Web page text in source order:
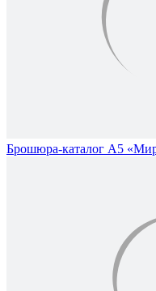
Брошюра-каталог А5